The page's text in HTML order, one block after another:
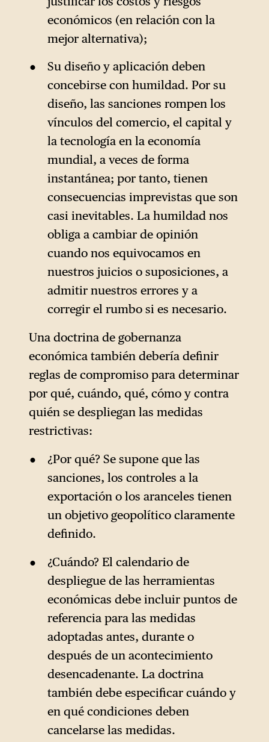
económicos (en relación con la
mejor alternativa);
Su diseño y aplicación deben
concebirse con humildad. Por su
diseño, las sanciones rompen los
vínculos del comercio, el capital y
la tecnología en la economía
mundial, a veces de forma
instantánea; por tanto, tienen
consecuencias imprevistas que son
casi inevitables. La humildad nos
obliga a cambiar de opinión
cuando nos equivocamos en
nuestros juicios o suposiciones, a
admitir nuestros errores y a
corregir el rumbo si es necesario.
Una doctrina de gobernanza
económica también debería definir
reglas de compromiso para determinar
por qué, cuándo, qué, cómo y contra
quién se despliegan las medidas
restrictivas:
¿Por qué? Se supone que las
sanciones, los controles a la
exportación o los aranceles tienen
un objetivo geopolítico claramente
definido.
¿Cuándo? El calendario de
despliegue de las herramientas
económicas debe incluir puntos de
referencia para las medidas
adoptadas antes, durante o
después de un acontecimiento
desencadenante. La doctrina
también debe especificar cuándo y
en qué condiciones deben
cancelarse las medidas.